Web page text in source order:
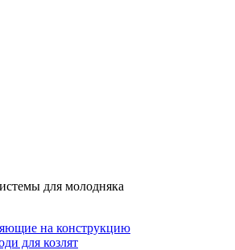
для молодняка
на конструкцию
для козлят